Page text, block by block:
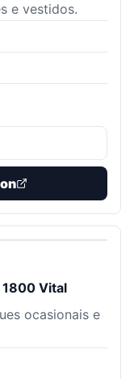
e vestidos.
Vital
ocasionais e